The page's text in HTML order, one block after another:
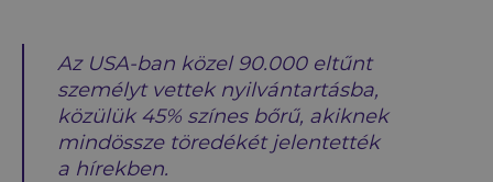
Az USA-ban közel 90.000 eltűnt
személyt vettek nyilvántartásba,
közülük 45% színes bőrű, akiknek
mindössze töredékét jelentették
a hírekben.